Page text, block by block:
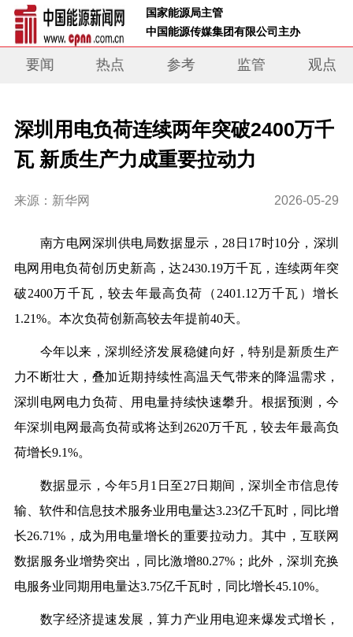
国家能源局主管
中国能源传媒集团有限公司主办
要闻 热点 参考 监管 观点
深圳用电负荷连续两年突破2400万千
瓦 新质生产力成重要拉动力
来源：新华网 2026-05-29
南方电网深圳供电局数据显示，28日17时10分，深圳
电网用电负荷创历史新高，达2430.19万千瓦，连续两年突
破2400万千瓦，较去年最高负荷（2401.12万千瓦）增长
1.21%。本次负荷创新高较去年提前40天。
今年以来，深圳经济发展稳健向好，特别是新质生产
力不断壮大，叠加近期持续性高温天气带来的降温需求，
深圳电网电力负荷、用电量持续快速攀升。根据预测，今
年深圳电网最高负荷或将达到2620万千瓦，较去年最高负
荷增长9.1%。
数据显示，今年5月1日至27日期间，深圳全市信息传
输、软件和信息技术服务业用电量达3.23亿千瓦时，同比增
长26.71%，成为用电量增长的重要拉动力。其中，互联网
数据服务业增势突出，同比激增80.27%；此外，深圳充换
电服务业同期用电量达3.75亿千瓦时，同比增长45.10%。
数字经济提速发展，算力产业用电迎来爆发式增长，